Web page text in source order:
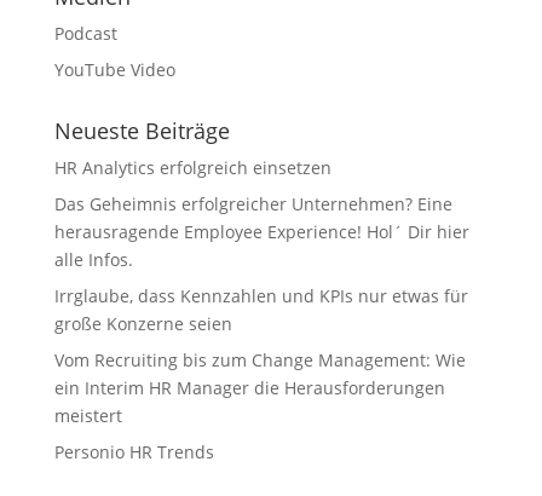
Podcast
YouTube Video
Neueste Beiträge
HR Analytics erfolgreich einsetzen
Das Geheimnis erfolgreicher Unternehmen? Eine
herausragende Employee Experience! Hol´ Dir hier
alle Infos.
Irrglaube, dass Kennzahlen und KPIs nur etwas für
große Konzerne seien
Vom Recruiting bis zum Change Management: Wie
ein Interim HR Manager die Herausforderungen
meistert
Personio HR Trends